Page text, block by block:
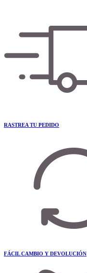
RASTREA TU PEDIDO
FÁCIL CAMBIO Y DEVOLUCIÓN